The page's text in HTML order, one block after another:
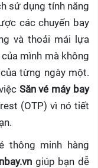
sử dụng tính năng
các chuyến bay
và thoải mái lựa
mình mà không
từng ngày một.
Săn vé máy bay
(OTP) vì nó tiết
thông minh hàng
giúp bạn dễ